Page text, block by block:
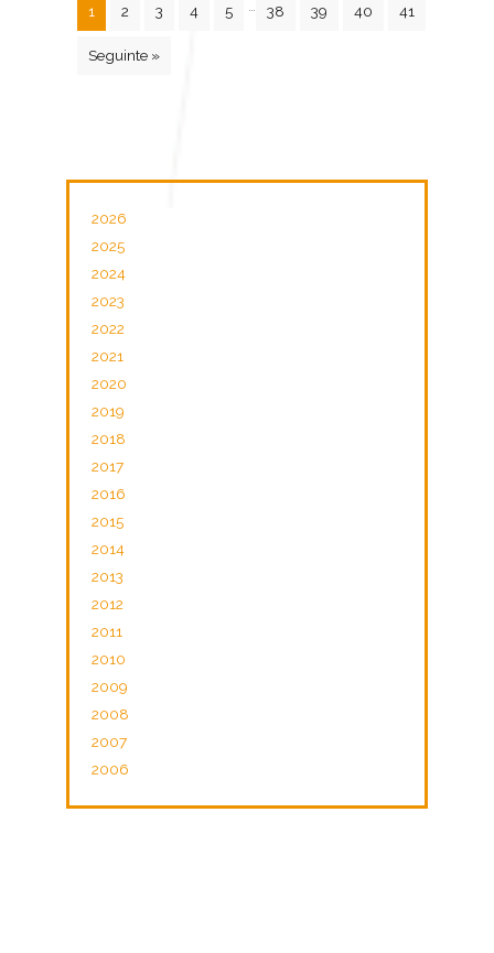
1 2 3 4 5 38 39 40 41
Seguinte »
2026
2025
2024
2023
2022
2021
2020
2019
2018
2017
2016
2015
2014
2013
2012
2011
2010
2009
2008
2007
2006